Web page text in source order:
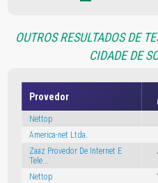
OUTROS RESULTADOS DE
CIDADE DE
Provedor
Nettop
America-net Ltda.
Zaaz Provedor De Internet E
Tele...
Nettop